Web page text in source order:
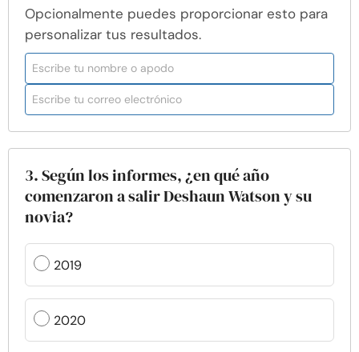
Opcionalmente puedes proporcionar esto para
personalizar tus resultados.
3. Según los informes, ¿en qué año
comenzaron a salir Deshaun Watson y su
novia?
2019
2020